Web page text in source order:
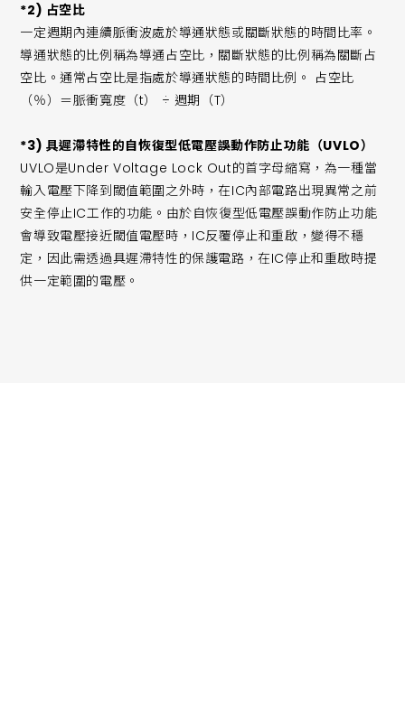
*2) 占空比
一定週期內連續脈衝波處於導通狀態或關斷狀態的時間比率。
導通狀態的比例稱為導通占空比，關斷狀態的比例稱為關斷占
空比。通常占空比是指處於導通狀態的時間比例。 占空比
（％）＝脈衝寬度（t） ÷ 週期（T）
*3) 具遲滯特性的自恢復型低電壓誤動作防止功能（UVLO）
UVLO是Under Voltage Lock Out的首字母縮寫，為一種當
輸入電壓下降到閾值範圍之外時，在IC內部電路出現異常之前
安全停止IC工作的功能。由於自恢復型低電壓誤動作防止功能
會導致電壓接近閾值電壓時，IC反覆停止和重啟，變得不穩
定，因此需透過具遲滯特性的保護電路，在IC停止和重啟時提
供一定範圍的電壓。